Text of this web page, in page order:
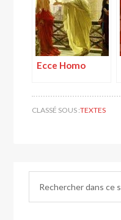
Ecce Homo
CLASSÉ SOUS :TEXTES